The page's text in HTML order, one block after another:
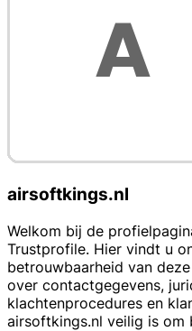
airsoftkings.nl
Welkom bij de
Trustprofile. Hier vindt u
betrouwbaarheid van
over contactgegevens,
klachtenprocedures en
airsoftkings.nl veilig is om